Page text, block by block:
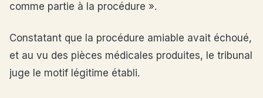
comme partie à la procédure ».
Constatant que la procédure amiable avait échoué,
et au vu des pièces médicales produites, le tribunal
juge le motif légitime établi.